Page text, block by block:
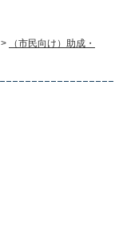
>
（市民向け）助成・